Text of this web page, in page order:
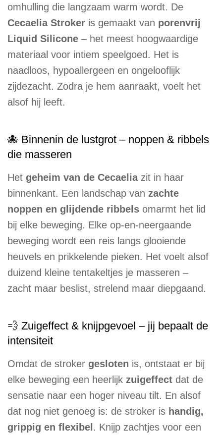
omhulling die langzaam warm wordt. De
Cecaelia Stroker is gemaakt van porenvrij
Liquid Silicone – het meest hoogwaardige
materiaal voor intiem speelgoed. Het is
naadloos, hypoallergeen en ongelooflijk
zijdezacht. Zodra je hem aanraakt, voelt het
alsof hij leeft.
🐙 Binnenin de lustgrot – noppen & ribbels
die masseren
Het geheim van de Cecaeliazit in haar
binnenkant. Een landschap van zachte
noppen en glijdende ribbels omarmt het lid
bij elke beweging. Elke op-en-neergaande
beweging wordt een reis langs glooiende
heuvels en prikkelende pieken. Het voelt alsof
duizend kleine tentakeltjes je masseren –
zacht maar beslist, strelend maar diepgaand.
💨 Zuigeffect & knijpgevoel – jij bepaalt de
intensiteit
Omdat de stroker gesloten is, ontstaat er bij
elke beweging een heerlijk zuigeffect dat de
sensatie naar een hoger niveau tilt. En alsof
dat nog niet genoeg is: de stroker is handig,
grippig en flexibel . Knijp zachtjes voor een